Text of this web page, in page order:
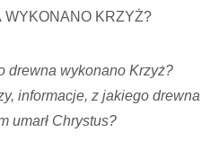
WYKONANO KRZYŻ?
drewna wykonano Krzyż?
informacje, z jakiego drewna
umarł Chrystus?